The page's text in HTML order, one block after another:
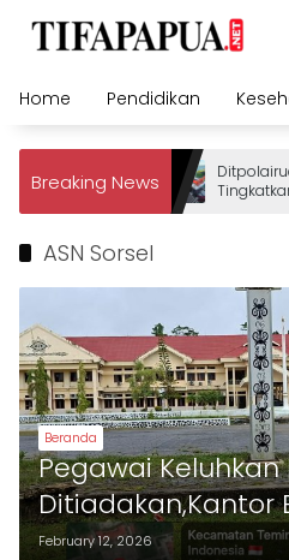
Home
Pendidikan
Breaking News
Ditpolairud
Wisatawan
ASN Sorsel
Beranda
Pegawai Keluhkan
Ditiadakan,Kantor
Terpantau Sepi
February 12, 2026